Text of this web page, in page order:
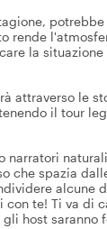
rende
la
attraverso le
il tour
narratori
che spazia
alcune
con te! Ti va di
gli host saranno